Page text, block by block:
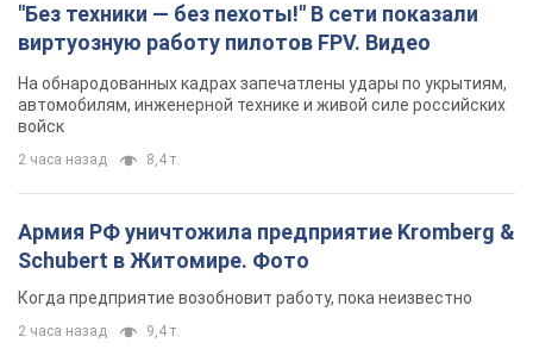
"Без техники — без пехоты!" В сети показали
виртуозную работу пилотов FPV. Видео
На обнародованных кадрах запечатлены удары по укрытиям,
автомобилям, инженерной технике и живой силе российских
войск
2 часа назад 8,4 т.
Армия РФ уничтожила предприятие Kromberg &
Schubert в Житомире. Фото
Когда предприятие возобновит работу, пока неизвестно
2 часа назад 9,4 т.